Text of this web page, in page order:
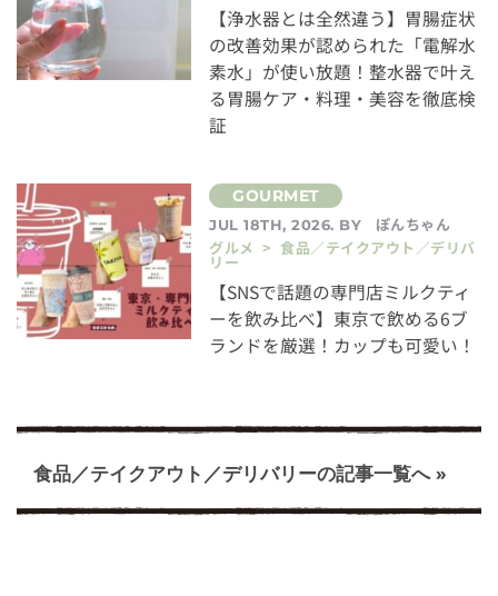
【浄水器とは全然違う】胃腸症状
の改善効果が認められた「電解水
素水」が使い放題！整水器で叶え
る胃腸ケア・料理・美容を徹底検
証
JUL 18TH, 2026. BY
ぽんちゃん
グルメ > 食品／テイクアウト／デリバ
リー
【SNSで話題の専門店ミルクティ
ーを飲み比べ】東京で飲める6ブ
ランドを厳選！カップも可愛い！
食品／テイクアウト／デリバリーの記事一覧へ »